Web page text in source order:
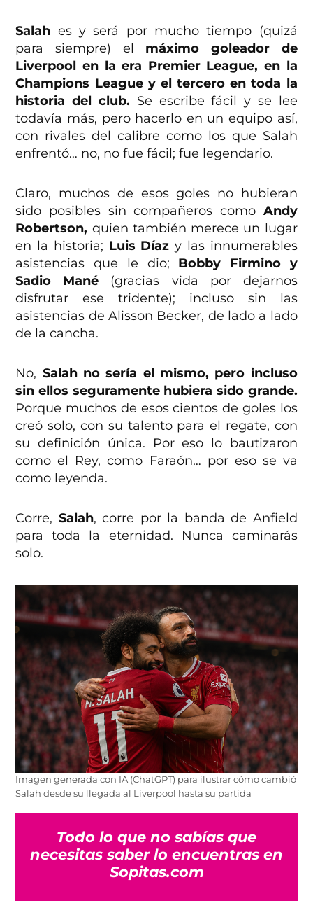
Salah es y será por mucho tiempo (quizá
para siempre) el máximo goleador de
Liverpool en la era Premier League, en la
Champions League y el tercero en toda la
historia del club. Se escribe fácil y se lee
todavía más, pero hacerlo en un equipo así,
con rivales del calibre como los que Salah
enfrentó… no, no fue fácil; fue legendario.
Claro, muchos de esos goles no hubieran
sido posibles sin compañeros como Andy
Robertson, quien también merece un lugar
en la historia; Luis Díaz y las innumerables
asistencias que le dio; Bobby Firmino y
Sadio Mané (gracias vida por dejarnos
disfrutar ese tridente); incluso sin las
asistencias de Alisson Becker, de lado a lado
de la cancha.
No, Salah no sería el mismo, pero incluso
sin ellos seguramente hubiera sido grande.
Porque muchos de esos cientos de goles los
creó solo, con su talento para el regate, con
su definición única. Por eso lo bautizaron
como el Rey, como Faraón… por eso se va
como leyenda.
Corre, Salah, corre por la banda de Anfield
para toda la eternidad. Nunca caminarás
solo.
Imagen generada con IA (ChatGPT) para ilustrar cómo cambió
Salah desde su llegada al Liverpool hasta su partida
Todo lo que no sabías que
necesitas saber lo encuentras en
Sopitas.com